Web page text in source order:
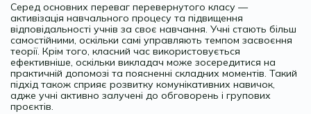
Серед основних переваг перевернутого класу —
активізація навчального процесу та підвищення
відповідальності учнів за своє навчання. Учні стають більш
самостійними, оскільки самі управляють темпом засвоєння
теорії. Крім того, класний час використовується
ефективніше, оскільки викладач може зосередитися на
практичній допомозі та поясненні складних моментів. Такий
підхід також сприяє розвитку комунікативних навичок,
адже учні активно залучені до обговорень і групових
проєктів.